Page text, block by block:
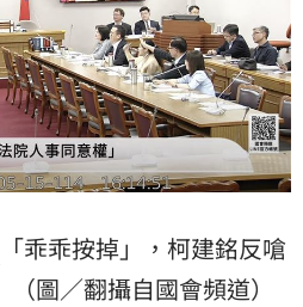
「乖乖按掉」，柯建銘反嗆
（圖／翻攝自國會頻道）